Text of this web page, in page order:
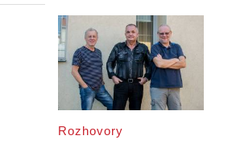
Rozhovory